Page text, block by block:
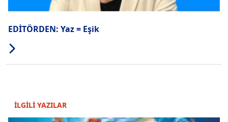
EDİTÖRDEN: Yaz = Eşik
İLGİLİ YAZILAR